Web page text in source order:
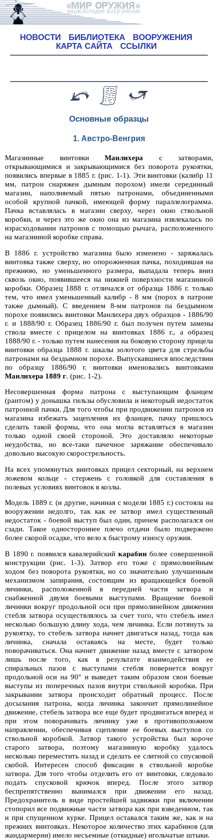
НОВОСТИ БИБЛИОТЕКА
ВООРУЖЕНИЯ
КАРТА САЙТА
ССЫЛКИ
Основные образцы
1. Австро-Венгрия
Магазинные винтовки Манлихера с затворами,
открывающимися и закрывающимися без поворота рукоятки,
появились впервые в 1885 г. (рис. 1-1). Эти винтовки (калибр 11
мм, патрон снаряжен дымным порохом) имели серединный
магазин, наполняемый пятью патронами, объединенными
особой крупной пачкой, имеющей форму параллелограмма.
Пачка вставлялась в магазин сверху, через окно ствольной
коробки, и через это же окно она из магазина извлекалась по
израсходовании патронов с помощью рычага, расположенного
на магазинной коробке справа.
В 1886 г. устройство магазина было изменено - заряжалась
винтовка также сверху, но опорожненная пачка, походившая на
прежнюю, но уменьшенного размера, выпадала теперь вниз
сквозь окно, появившееся на нижней поверхности магазинной
коробки. Образец 1888 г. отличался от образца 1886 г. только
тем, что имел уменьшенный калибр - 8 мм (порох в патроне
также дымный). С введением 8-мм патронов па бездымном
порохе появились винтовки Манлихера двух образцов - 1886/90
г. и 1888/90 г. Образец 1886/90 г. был получен путем замены
ствола вместе с прицелом на винтовках 1886 г., а образец
1888/90 г. - только путем нанесения на боковую сторону прицела
винтовки образца 1888 г. шкалы золотого цвета для стрельбы
патронами на бездымном порохе. Выпускавшиеся впоследствии
по образцу 1886/90 г. винтовки именовались винтовками
Манлихера 1889 г. (рис. 1-2).
Несовершенная форма патрона с выступающим фланцем
(рантом) у донышка гильзы обусловила и некоторый недостаток
патронной пачки. Для того чтобы при продвижении патронов из
магазина избежать зацепления их фланцев, пачку пришлось
сделать такой формы, что она могла вставляться в магазин
только одной своей стороной. Это доставляло некоторые
неудобства, но все-таки пачечное заряжание обеспечивало
довольно высокую скорострельность.
На всех упомянутых винтовках прицел секторный, на верхнем
ложевом кольце - стержень с головкой для составления в
полевых условиях винтовок в козлы.
Модель 1889 г. (и другие, начиная с модели 1885 г.) состояла на
вооружении недолго, так как ее затвор имел существенный
недостаток - боевой выступ был один, причем располагался он
сзади. Такое одностороннее плечо отдачи было подвержено
более скорой осадке, что вело к быстрому износу оружия.
В 1890 г. появился кавалерийский карабинболее совершенной
конструкции (рис. 1-3). Затвор его тоже с прямолинейным
ходом без поворота рукоятки, но со значительно улучшенным
механизмом запирания, состоящим из вращающейся боевой
личинки, расположенной в передней части затвора и
снабженной двумя боевыми выступами. Вращение боевой
личинки вокруг продольной оси при прямолинейном движении
стебля затвора осуществлялось за счет того, что стебель имел
несколько большую длину хода, чем личинка. Если потянуть за
рукоятку, то стебель затвора начнет двигаться назад, тогда как
личинка, сначала оставаясь на месте, будет только
поворачиваться. Она начнет движение назад вместе с затвором
лишь после того, как в результате взаимодействия ее
спиральных пазов с выступами стебля повернется вокруг
продольной оси на 90° и выведет таким образом свои боевые
выступы из поперечных пазов внутри ствольной коробки. При
закрывании затвора происходит обратный процесс. После
досылания патрона, когда личинка закончит прямолинейное
движение, стебель затвора все еще будет продвигаться вперед и
при этом поворачивать личинку уже в противоположном
направлении, обеспечивая сцепление ее боевых выступов со
ствольной коробкой. Затвор такого устройства был короче
старого затвора, поэтому магазинную коробку удалось
несколько переместить назад и сделать ее слитной со спусковой
скобой. Интересен способ фиксации в ствольной коробке
затвора. Для того чтобы отделить его от винтовки, следовало
подать спусковой крючок вперед. После этого затвор
беспрепятственно вынимался при движении его назад.
Предохранитель в виде простейшей задвижки при включении
стопорил все подвижные части затвора как при взведенном, так
и при спущенном курке. Прицел оставался таким же, как и на
прежних винтовках. Некоторое количество этих карабинов (для
жандармерии) имело несъемные (откидные) игольчатые штыки.